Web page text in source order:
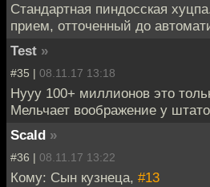
Стандартная пиндосская
прием, отточенный до
Test »
#35 | 08.11.17 13:18
Нууу 100+ миллионов это
Мельчает воображение у
Scald »
#36 | 08.11.17 13:22
Кому: Сын кузнеца, #13